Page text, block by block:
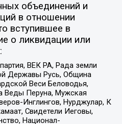
объединений и
в отношении
вступившее в
о ликвидации или
ВЕК РА, Рада земли
Державы Русь, Община
Веси Беловодья,
Веды Перуна, Мужская
Инглингов, Нурджулар, К
Свидетели Иеговы,
Национал-